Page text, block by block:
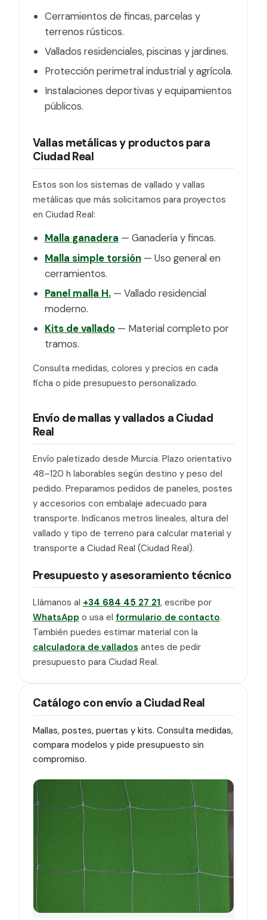
Cerramientos de fincas, parcelas y
terrenos rústicos.
Vallados residenciales, piscinas y jardines.
Protección perimetral industrial y agrícola.
Instalaciones deportivas y equipamientos
públicos.
Vallas metálicas y productos para
Ciudad Real
Estos son los sistemas de vallado y vallas
metálicas que más solicitamos para proyectos
en Ciudad Real:
Malla ganadera — Ganadería y fincas.
Malla simple torsión— Uso general en
cerramientos.
Panel malla H.— Vallado residencial
moderno.
Kits de vallado— Material completo por
tramos.
Consulta medidas, colores y precios en cada
ficha o pide presupuesto personalizado.
Envío de mallas y vallados a Ciudad
Real
Envío paletizado desde Murcia. Plazo orientativo
48–120 h laborables según destino y peso del
pedido. Preparamos pedidos de paneles, postes
y accesorios con embalaje adecuado para
transporte. Indícanos metros lineales, altura del
vallado y tipo de terreno para calcular material y
transporte a Ciudad Real (Ciudad Real).
Presupuesto y asesoramiento técnico
Llámanos al +34 684 45 27 21, escribe por
WhatsApp o usa el formulario de contacto.
También puedes estimar material con la
calculadora de vallados antes de pedir
presupuesto para Ciudad Real.
Catálogo con envío a Ciudad Real
Mallas, postes, puertas y kits. Consulta medidas,
compara modelos y pide presupuesto sin
compromiso.